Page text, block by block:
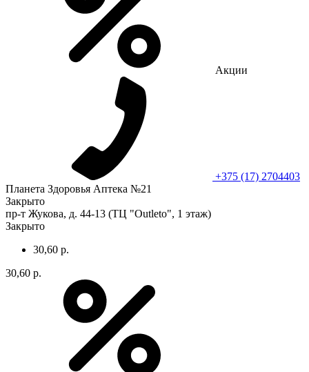
Акции
+375 (17) 2704403
Планета Здоровья Аптека №21
Закрыто
пр-т Жукова, д. 44-13 (ТЦ "Outleto", 1 этаж)
Закрыто
30,60 р.
30,60 р.